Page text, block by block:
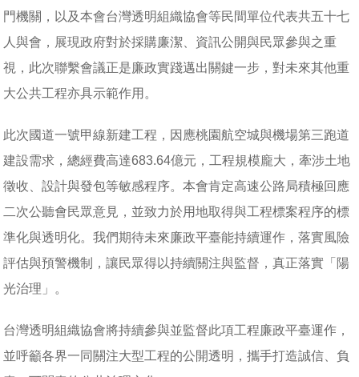
門機關，以及本會台灣透明組織協會等民間單位代表共五十七
人與會，展現政府對於採購廉潔、資訊公開與民眾參與之重
視，此次聯繫會議正是廉政實踐邁出關鍵一步，對未來其他重
大公共工程亦具示範作用。
此次國道一號甲線新建工程，因應桃園航空城與機場第三跑道
建設需求，總經費高達683.64億元，工程規模龐大，牽涉土地
徵收、設計與發包等敏感程序。本會肯定高速公路局積極回應
二次公聽會民眾意見，並致力於用地取得與工程標案程序的標
準化與透明化。我們期待未來廉政平臺能持續運作，落實風險
評估與預警機制，讓民眾得以持續關注與監督，真正落實「陽
光治理」。
台灣透明組織協會將持續參與並監督此項工程廉政平臺運作，
並呼籲各界一同關注大型工程的公開透明，攜手打造誠信、負